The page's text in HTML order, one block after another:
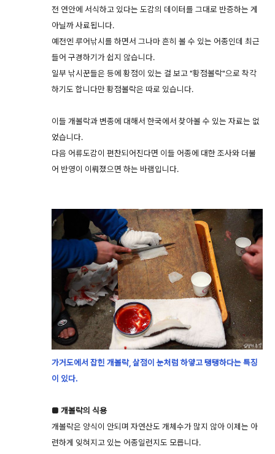
전 연안에 서식하고 있다는 도감의 데이터를 그대로 반증하는 게
아닐까 사료됩니다.
예전엔 루어낚시를 하면서 그나마 흔히 볼 수 있는 어종인데 최근
들어 구경하기가 쉽지 않습니다.
일부 낚시꾼들은 등에 황점이 있는 걸 보고 "황점볼락"으로 착각
하기도 합니다만 황점볼락은 따로 있습니다.
이들 개볼락과 변종에 대해서 한국에서 찾아볼 수 있는 자료는 없
었습니다.
다음 어류도감이 편찬되어진다면 이들 어종에 대한 조사와 더불
어 반영이 이뤄졌으면 하는 바램입니다.
가거도에서 잡힌 개볼락, 살점이 눈처럼 하얗고 탱탱하다는 특징
이 있다.
■ 개볼락의 식용
개볼락은 양식이 안되며 자연산도 개체수가 많지 않아 이제는 아
련하게 잊혀지고 있는 어종일런지도 모릅니다.